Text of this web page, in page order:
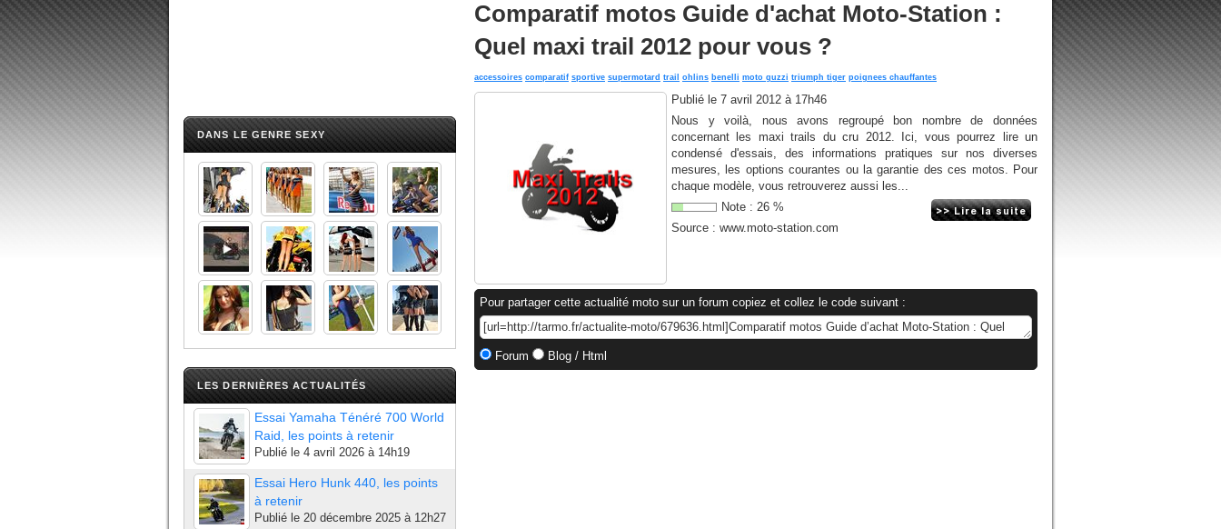
DANS LE GENRE SEXY
LES DERNIÈRES ACTUALITÉS
Essai Yamaha Ténéré 700 World
Raid, les points à retenir
Publié le 4 avril 2026 à 14h19
Essai Hero Hunk 440, les points
à retenir
Publié le 20 décembre 2025 à 12h27
Comparatif motos Guide d'achat Moto-Station :
Quel maxi trail 2012 pour vous ?
accessoires comparatif sportive supermotard trail ohlins benelli moto guzzi triumph tiger poignees chauffantes
Publié le 7 avril 2012 à 17h46
Nous y voilà, nous avons regroupé bon nombre de données
concernant les maxi trails du cru 2012. Ici, vous pourrez lire un
condensé d'essais, des informations pratiques sur nos diverses
mesures, les options courantes ou la garantie des ces motos. Pour
chaque modèle, vous retrouverez aussi les...
Note : 26 %
Source : www.moto-station.com
Pour partager cette actualité moto sur un forum copiez et collez le code suivant :
Forum Blog / Html